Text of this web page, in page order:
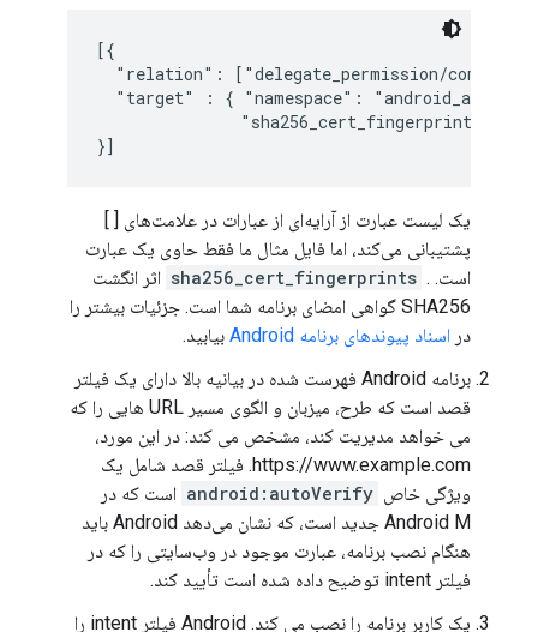
[{
"relation": ["delegate_permission/
"target" : { "namespace": "android_app",
               "sha256_cert_fingerprints": ["
}]
یک لیست عبارت از آرایه‌ای از عبارات در علامت‌های [ ]
پشتیبانی می‌کند، اما فایل مثال ما فقط حاوی یک عبارت
است. . sha256_cert_fingerprints اثر انگشت
SHA256 گواهی امضای برنامه شما است. جزئیات بیشتر را
در اسناد پیوندهای برنامه Android
بیابید.
برنامه Android فهرست شده در بیانیه بالا دارای یک فیلتر
قصد است که طرح، میزبان و الگوی مسیر URL هایی را که
می خواهد مدیریت کند، مشخص می کند: در این مورد،
https://www.example.com. فیلتر قصد شامل یک
ویژگی خاص android:autoVerify است که در
Android M جدید است، که نشان می‌دهد Android باید
هنگام نصب برنامه، عبارت موجود در وب‌سایتی را که در
فیلتر intent توضیح داده شده است تأیید کند.
یک کاربر برنامه را نصب می کند. Android فیلتر intent را